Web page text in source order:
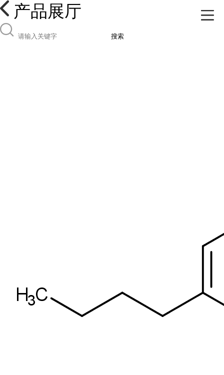
产品展厅
搜索